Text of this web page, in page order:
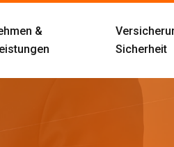
&
Sicherheit